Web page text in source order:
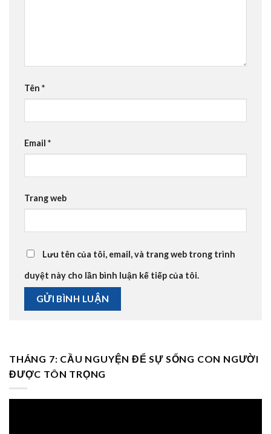
Tên *
Email *
Trang web
Lưu tên của tôi, email, và trang web trong trình
duyệt này cho lần bình luận kế tiếp của tôi.
THÁNG 7: CẦU NGUYỆN ĐỂ SỰ SỐNG CON NGƯỜI
ĐƯỢC TÔN TRỌNG